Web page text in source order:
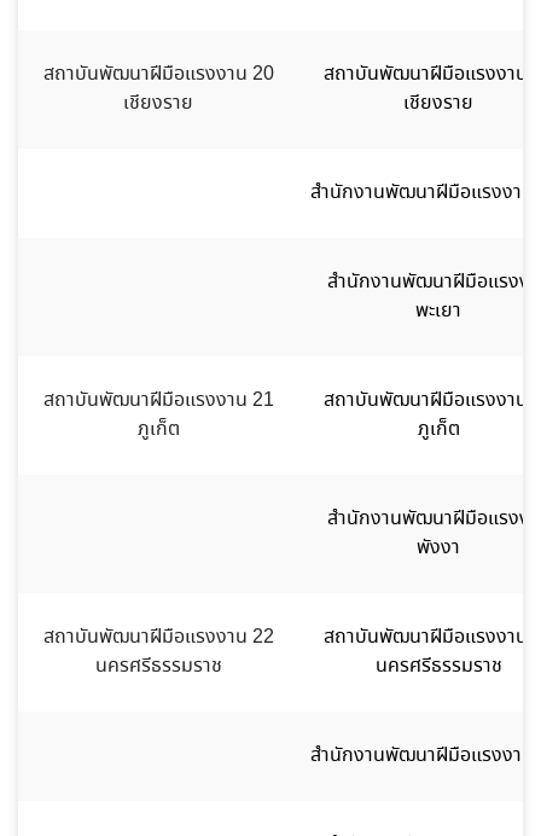
สถาบันพัฒนาฝีมือแรงงาน 20
เชียงราย
สถาบันพัฒนาฝีมือแรงงาน
เชียงราย
สำนักงานพัฒนาฝีมือแรงงาน
สำนักงานพัฒนาฝีมือแรงง
พะเยา
สถาบันพัฒนาฝีมือแรงงาน 21
ภูเก็ต
สถาบันพัฒนาฝีมือแรงงาน
ภูเก็ต
สำนักงานพัฒนาฝีมือแรงง
พังงา
สถาบันพัฒนาฝีมือแรงงาน 22
นครศรีธรรมราช
สถาบันพัฒนาฝีมือแรงงาน
นครศรีธรรมราช
สำนักงานพัฒนาฝีมือแรงงาน